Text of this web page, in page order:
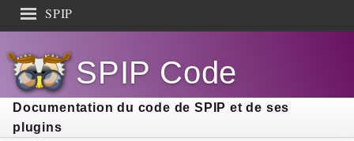
SPIP
Documentation
Contribution
Entraide
SPIP Code
Documentation du code de SPIP et de ses
plugins
Search results